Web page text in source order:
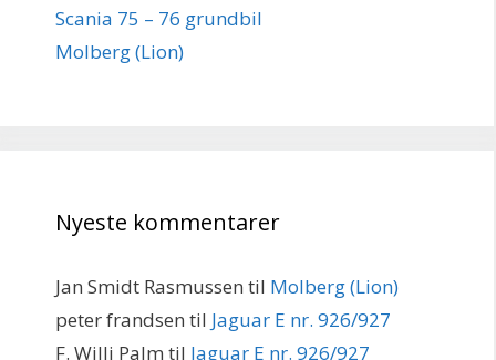
Scania 75 – 76 grundbil
Molberg (Lion)
Nyeste kommentarer
Jan Smidt Rasmussen til Molberg (Lion)
peter frandsen til Jaguar E nr. 926/927
F. Willi Palm til Jaguar E nr. 926/927